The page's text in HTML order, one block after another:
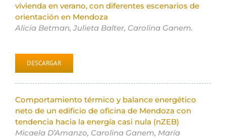
vivienda en verano, con diferentes escenarios de
orientación en Mendoza
Alicia Betman, Julieta Balter, Carolina Ganem.
DESCARGAR
Comportamiento térmico y balance energético
neto de un edificio de oficina de Mendoza con
tendencia hacia la energía casi nula (nZEB)
Micaela D’Amanzo, Carolina Ganem, María